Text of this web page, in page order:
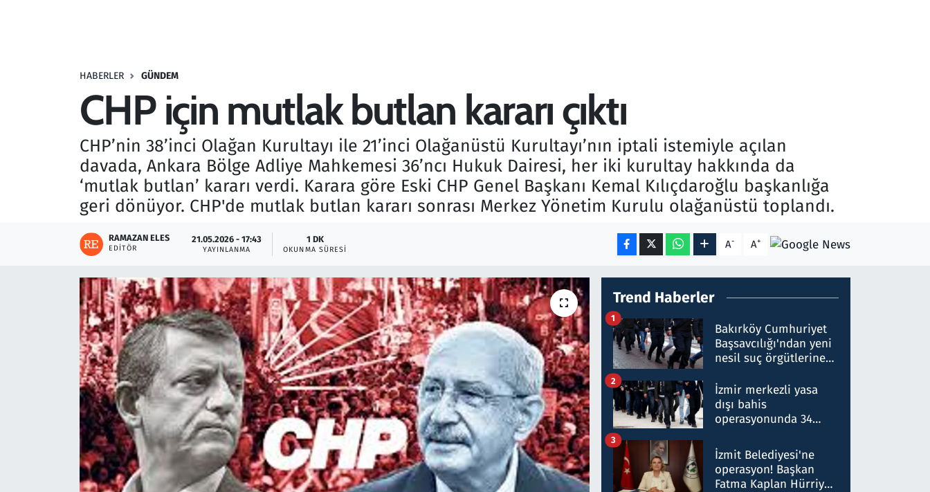
HABERLER GÜNDEM
CHP için mutlak butlan kararı çıktı
CHP’nin 38’inci Olağan Kurultayı ile 21’inci Olağanüstü Kurultayı’nın iptali istemiyle açılan
davada, Ankara Bölge Adliye Mahkemesi 36’ncı Hukuk Dairesi, her iki kurultay hakkında da
‘mutlak butlan’ kararı verdi. Karara göre Eski CHP Genel Başkanı Kemal Kılıçdaroğlu başkanlığa
geri dönüyor. CHP'de mutlak butlan kararı sonrası Merkez Yönetim Kurulu olağanüstü toplandı.
RAMAZAN ELES
EDITÖR
21.05.2026 - 17:43
YAYINLANMA
1 DK
OKUNMA SÜRESI A- A+
Trend Haberler
Bakırköy Cumhuriyet
Başsavcılığı'ndan yeni
nesil suç örgütlerine
hakkında gözaltı kararı
1
İzmir merkezli yasa
dışı bahis
operasyonunda 34
Milyar liralık para
trafiği tespit edildi
2
İzmit Belediyesi'ne
operasyon! Başkan
Fatma Kaplan Hürriyet
3
Savunma Sanayi
Seçim 2023
Teknoloji ve Bilim
Televizyon